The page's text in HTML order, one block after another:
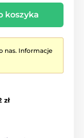
koszyka
nas. Informacje
zł